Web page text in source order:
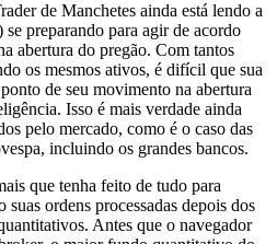
de Manchetes ainda está lendo a
preparando para agir de acordo
abertura do pregão. Com tantos
os mesmos ativos, é difícil que sua
de seu movimento na abertura
Isso é mais verdade ainda
pelo mercado, como é o caso das
incluindo os grandes bancos.
que tenha feito de tudo para
ordens processadas depois dos
Antes que o navegador